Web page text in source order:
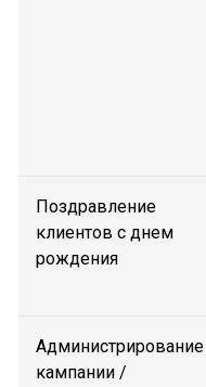
Поздравление
клиентов с днем
рождения
Администрирование
кампании /